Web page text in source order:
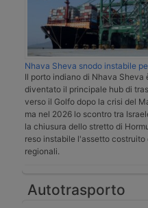
Nhava Sheva snodo instabile
Il porto indiano di Nhava Sheva
diventato il principale hub di
verso il Golfo dopo la crisi del
ma nel 2026 lo scontro tra
la chiusura dello stretto di
reso instabile l'assetto costruito
regionali.
Autotrasporto